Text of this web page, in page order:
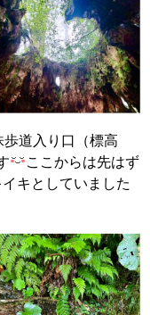
道入り口（標高
ここからは先はず
キとしていました